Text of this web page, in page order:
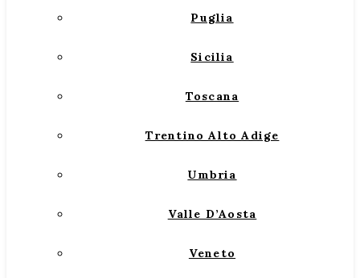
Puglia
Sicilia
Toscana
Trentino Alto Adige
Umbria
Valle D’Aosta
Veneto